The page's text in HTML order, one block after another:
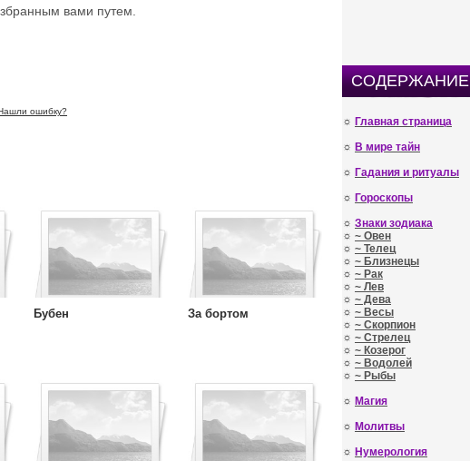
вами путем.
ошибку?
Бубен За бортом
СОДЕРЖАНИЕ
☼ Главная страница
☼ В мире тайн
☼ Гадания и ритуалы
☼ Гороскопы
☼ Знаки зодиака
☼ ~ Овен
☼ ~ Телец
☼ ~ Близнецы
☼ ~ Рак
☼ ~ Лев
☼ ~ Дева
☼ ~ Весы
☼ ~ Скорпион
☼ ~ Стрелец
☼ ~ Козерог
☼ ~ Водолей
☼ ~ Рыбы
☼ Магия
☼ Молитвы
☼ Нумерология